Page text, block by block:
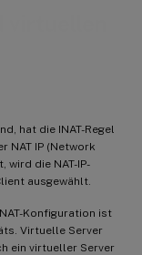
hat die INAT-Regel
NAT IP (Network
wird die NAT-IP-
ausgewählt.
Konfiguration ist
Virtuelle Server
ein virtueller Server